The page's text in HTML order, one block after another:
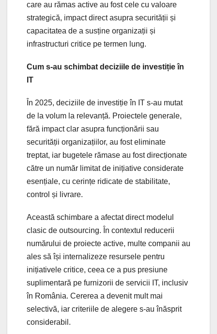
care au rămas active au fost cele cu valoare
strategică, impact direct asupra securității și
capacitatea de a susține organizații și
infrastructuri critice pe termen lung.
Cum s-au schimbat deciziile de investiție în
IT
În 2025, deciziile de investiție în IT s-au mutat
de la volum la relevanță. Proiectele generale,
fără impact clar asupra funcționării sau
securității organizațiilor, au fost eliminate
treptat, iar bugetele rămase au fost direcționate
către un număr limitat de inițiative considerate
esențiale, cu cerințe ridicate de stabilitate,
control și livrare.
Această schimbare a afectat direct modelul
clasic de outsourcing. În contextul reducerii
numărului de proiecte active, multe companii au
ales să își internalizeze resursele pentru
inițiativele critice, ceea ce a pus presiune
suplimentară pe furnizorii de servicii IT, inclusiv
în România. Cererea a devenit mult mai
selectivă, iar criteriile de alegere s-au înăsprit
considerabil.